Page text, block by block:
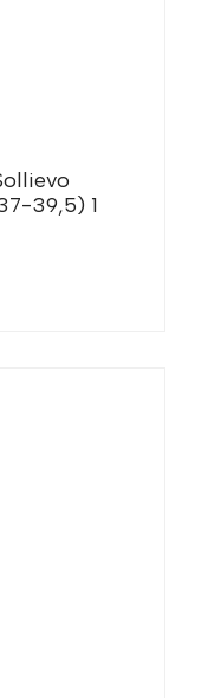
39,5) 1